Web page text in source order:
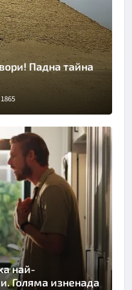
Падна тайна
1865
най-
Голяма изненада